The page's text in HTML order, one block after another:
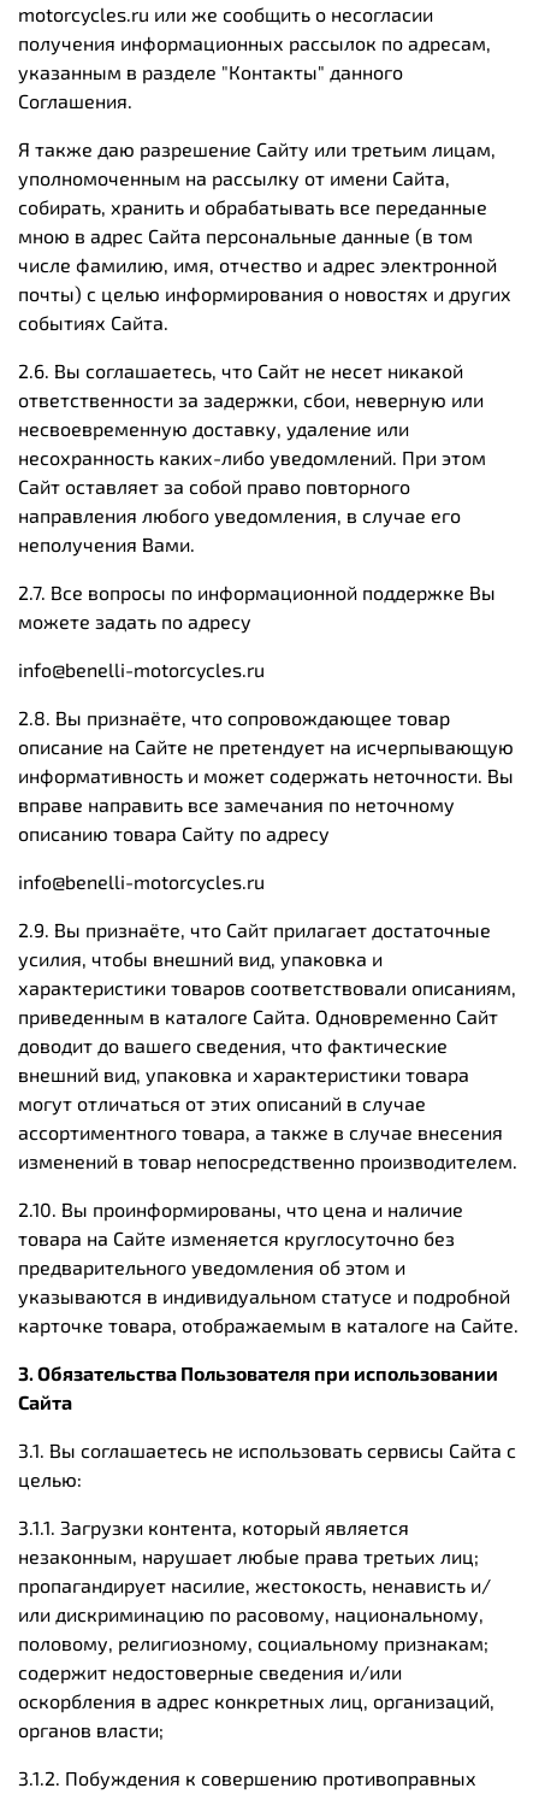
motorcycles.ru или же сообщить о несогласии
получения информационных рассылок по адресам,
указанным в разделе "Контакты" данного
Соглашения.
Я также даю разрешение Сайту или третьим лицам,
уполномоченным на рассылку от имени Сайта,
собирать, хранить и обрабатывать все переданные
мною в адрес Сайта персональные данные (в том
числе фамилию, имя, отчество и адрес электронной
почты) с целью информирования о новостях и других
событиях Сайта.
2.6. Вы соглашаетесь, что Сайт не несет никакой
ответственности за задержки, сбои, неверную или
несвоевременную доставку, удаление или
несохранность каких-либо уведомлений. При этом
Сайт оставляет за собой право повторного
направления любого уведомления, в случае его
неполучения Вами.
2.7. Все вопросы по информационной поддержке Вы
можете задать по адресу
info@benelli-motorcycles.ru
2.8. Вы признаёте, что сопровождающее товар
описание на Сайте не претендует на исчерпывающую
информативность и может содержать неточности. Вы
вправе направить все замечания по неточному
описанию товара Сайту по адресу
info@benelli-motorcycles.ru
2.9. Вы признаёте, что Сайт прилагает достаточные
усилия, чтобы внешний вид, упаковка и
характеристики товаров соответствовали описаниям,
приведенным в каталоге Сайта. Одновременно Сайт
доводит до вашего сведения, что фактические
внешний вид, упаковка и характеристики товара
могут отличаться от этих описаний в случае
ассортиментного товара, а также в случае внесения
изменений в товар непосредственно производителем.
2.10. Вы проинформированы, что цена и наличие
товара на Сайте изменяется круглосуточно без
предварительного уведомления об этом и
указываются в индивидуальном статусе и подробной
карточке товара, отображаемым в каталоге на Сайте.
3. Обязательства Пользователя при использовании
Сайта
3.1. Вы соглашаетесь не использовать сервисы Сайта с
целью:
3.1.1. Загрузки контента, который является
незаконным, нарушает любые права третьих лиц;
пропагандирует насилие, жестокость, ненависть и/
или дискриминацию по расовому, национальному,
половому, религиозному, социальному признакам;
содержит недостоверные сведения и/или
оскорбления в адрес конкретных лиц, организаций,
органов власти;
3.1.2. Побуждения к совершению противоправных